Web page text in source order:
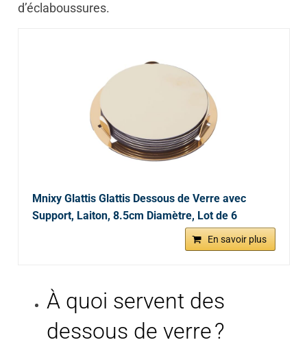
d’éclaboussures.
Mnixy Glattis Glattis Dessous de Verre avec
Support, Laiton, 8.5cm Diamètre, Lot de 6
En savoir plus
À quoi servent des
dessous de verre ?